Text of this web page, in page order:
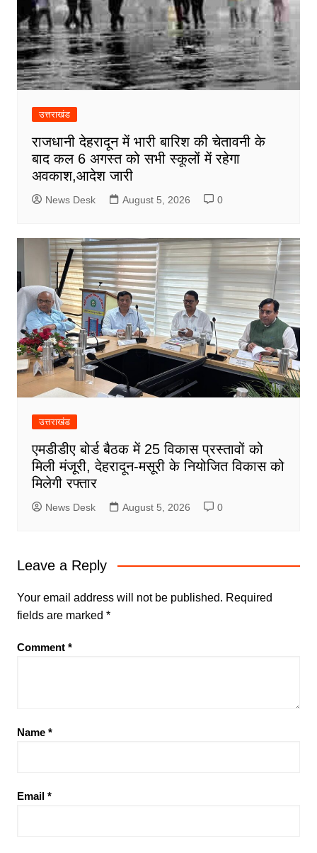
उत्तराखंड
राजधानी देहरादून में भारी बारिश की चेतावनी के
बाद कल 6 अगस्त को सभी स्कूलों में रहेगा
अवकाश,आदेश जारी
News Desk August 5, 2026 0
उत्तराखंड
एमडीडीए बोर्ड बैठक में 25 विकास प्रस्तावों को
मिली मंजूरी, देहरादून-मसूरी के नियोजित विकास को
मिलेगी रफ्तार
News Desk August 5, 2026 0
Leave a Reply
Your email address will not be published. Required
fields are marked *
Comment *
Name *
Email *